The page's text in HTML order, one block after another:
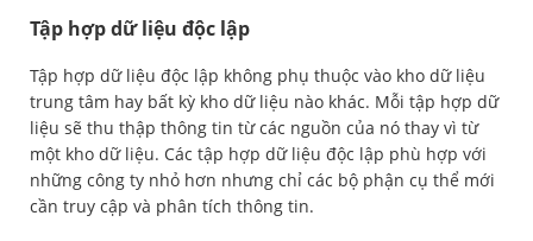
Tập hợp dữ liệu độc lập
Tập hợp dữ liệu độc lập không phụ thuộc vào kho dữ liệu
trung tâm hay bất kỳ kho dữ liệu nào khác. Mỗi tập hợp dữ
liệu sẽ thu thập thông tin từ các nguồn của nó thay vì từ
một kho dữ liệu. Các tập hợp dữ liệu độc lập phù hợp với
những công ty nhỏ hơn nhưng chỉ các bộ phận cụ thể mới
cần truy cập và phân tích thông tin.